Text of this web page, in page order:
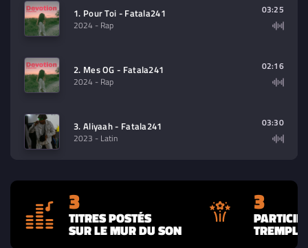
contenu à lire (audio/video)
1. Pour Toi - Fatala241
2024 - Rap
03:25
2. Mes OG - Fatala241
2024 - Rap
02:16
3. Aliyaah - Fatala241
2023 - Latin
03:30
3
TITRES POSTÉS
SUR LE MUR DU SON
3